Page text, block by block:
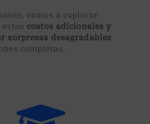
vamos a explorar
costos adicionales y
sorpresas desagradables
completas.